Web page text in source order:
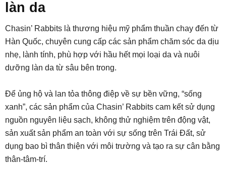
làn da
Chasin’ Rabbits là thương hiệu mỹ phẩm thuần chay đến từ
Hàn Quốc, chuyên cung cấp các sản phẩm chăm sóc da dịu
nhẹ, lành tính, phù hợp với hầu hết mọi loại da và nuôi
dưỡng làn da từ sâu bên trong.
Để ủng hộ và lan tỏa thông điệp về sự bền vững, “sống
xanh”, các sản phẩm của Chasin’ Rabbits cam kết sử dụng
nguồn nguyên liệu sạch, không thử nghiệm trên động vật,
sản xuất sản phẩm an toàn với sự sống trên Trái Đất, sử
dụng bao bì thân thiện với môi trường và tạo ra sự cân bằng
thân-tâm-trí.